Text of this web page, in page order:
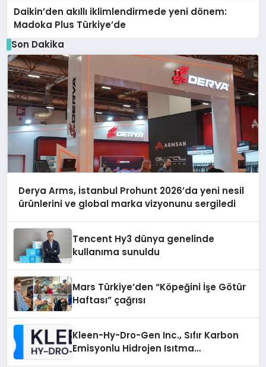
Daikin’den akıllı iklimlendirmede yeni dönem:
Madoka Plus Türkiye’de
Son Dakika
Derya Arms, İstanbul Prohunt 2026’da yeni nesil
ürünlerini ve global marka vizyonunu sergiledi
Tencent Hy3 dünya genelinde
kullanıma sunuldu
Mars Türkiye’den “Köpeğini İşe Götür
Haftası” çağrısı
Kleen-Hy-Dro-Gen Inc., Sıfır Karbon
Emisyonlu Hidrojen Isıtma